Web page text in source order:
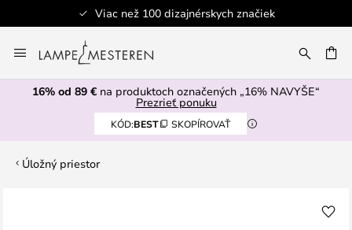
Viac než 100 dizajnérskych značiek
to
Content
16% od 89 € na produktoch označených „16% NAVYŠE“
Prezrieť ponuku
KÓD:BEST SKOPÍROVAŤ
Úložný priestor